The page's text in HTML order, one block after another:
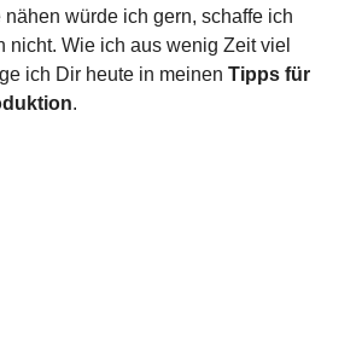
würde ich gern, schaffe ich
nicht. Wie ich aus wenig Zeit viel
ich Dir heute in meinen Tipps für
.